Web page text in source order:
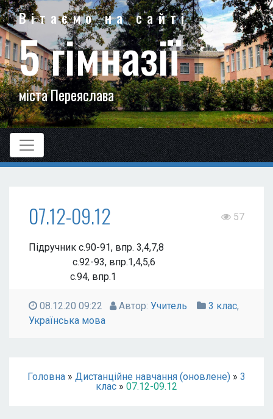
Вітаємо на сайті
5 гімназії
міста Переяслава
07.12-09.12 57
Підручник с.90-91, впр. 3,4,7,8
с.92-93, впр.1,4,5,6
с.94, впр.1
08.12.20 09:22 Автор: Учитель 3 клас,
Українська мова
Головна » Дистанційне навчання (оновлене) » 3
клас » 07.12-09.12